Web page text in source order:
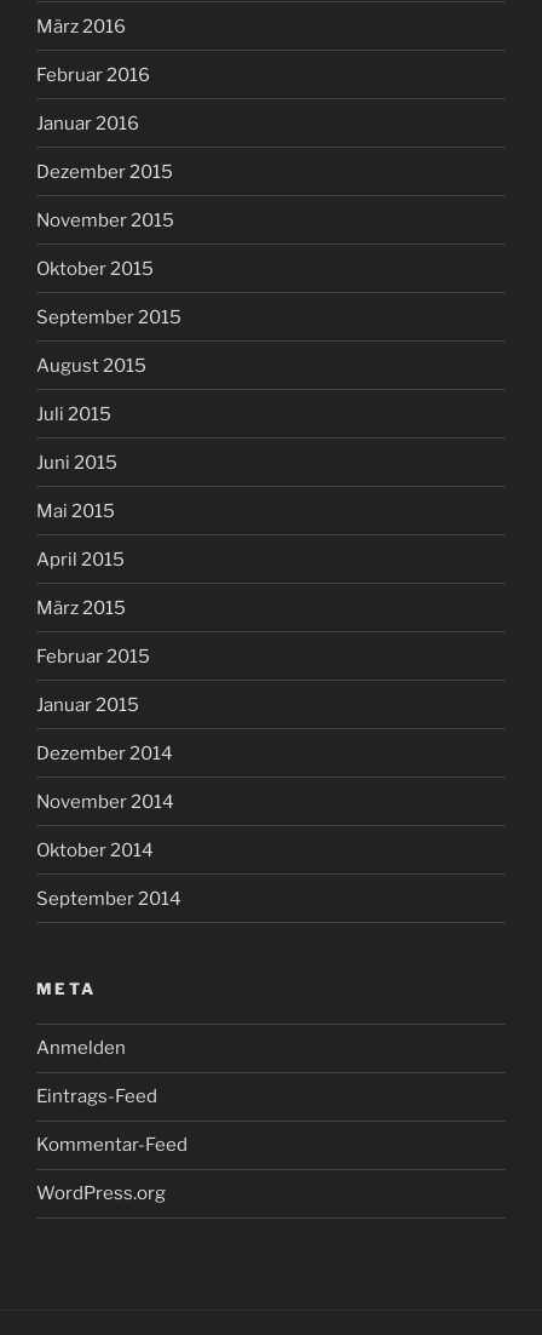
März 2016
Februar 2016
Januar 2016
Dezember 2015
November 2015
Oktober 2015
September 2015
August 2015
Juli 2015
Juni 2015
Mai 2015
April 2015
März 2015
Februar 2015
Januar 2015
Dezember 2014
November 2014
Oktober 2014
September 2014
META
Anmelden
Eintrags-Feed
Kommentar-Feed
WordPress.org